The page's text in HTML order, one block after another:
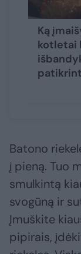
Ką
kotletai
Batono
į pieną. Tuo
smulkintą
svogūną ir
Įmuškite
pipirais,